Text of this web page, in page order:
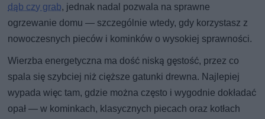
dąb czy grab, jednak nadal pozwala na sprawne
ogrzewanie domu — szczególnie wtedy, gdy korzystasz z
nowoczesnych pieców i kominków o wysokiej sprawności.
Wierzba energetyczna ma dość niską gęstość, przez co
spala się szybciej niż cięższe gatunki drewna. Najlepiej
wypada więc tam, gdzie można często i wygodnie dokładać
opał — w kominkach, klasycznych piecach oraz kotłach